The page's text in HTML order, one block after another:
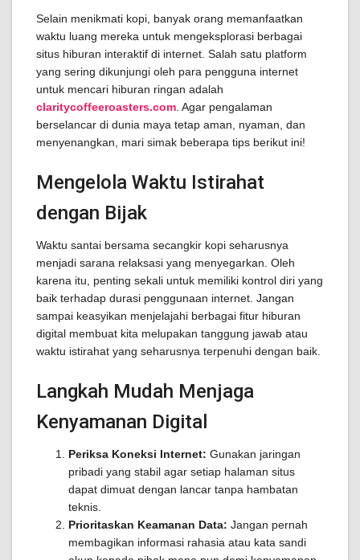
Selain menikmati kopi, banyak orang memanfaatkan
waktu luang mereka untuk mengeksplorasi berbagai
situs hiburan interaktif di internet. Salah satu platform
yang sering dikunjungi oleh para pengguna internet
untuk mencari hiburan ringan adalah
claritycoffeeroasters.com . Agar pengalaman
berselancar di dunia maya tetap aman, nyaman, dan
menyenangkan, mari simak beberapa tips berikut ini!
Mengelola Waktu Istirahat
dengan Bijak
Waktu santai bersama secangkir kopi seharusnya
menjadi sarana relaksasi yang menyegarkan. Oleh
karena itu, penting sekali untuk memiliki kontrol diri yang
baik terhadap durasi penggunaan internet. Jangan
sampai keasyikan menjelajahi berbagai fitur hiburan
digital membuat kita melupakan tanggung jawab atau
waktu istirahat yang seharusnya terpenuhi dengan baik.
Langkah Mudah Menjaga
Kenyamanan Digital
Periksa Koneksi Internet: Gunakan jaringan
pribadi yang stabil agar setiap halaman situs
dapat dimuat dengan lancar tanpa hambatan
teknis.
Prioritaskan Keamanan Data: Jangan pernah
membagikan informasi rahasia atau kata sandi